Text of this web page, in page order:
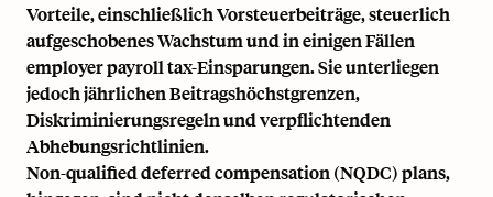
Vorteile, einschließlich Vorsteuerbeiträge, steuerlich
aufgeschobenes Wachstum und in einigen Fällen
employer payroll tax-Einsparungen. Sie unterliegen
jedoch jährlichen Beitragshöchstgrenzen,
Diskriminierungsregeln und verpflichtenden
Abhebungsrichtlinien.
Non-qualified deferred compensation (NQDC) plans,